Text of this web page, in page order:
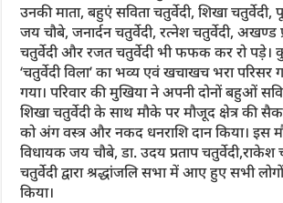
उनकी माता, बहुएं सविता चतुर्वेदी, शिखा चतुर्वेदी,
जय चौबे, जनार्दन चतुर्वेदी, रत्नेश चतुर्वेदी, अखण्ड
चतुर्वेदी और रजत चतुर्वेदी भी फफक कर रो पड़े।
‘चतुर्वेदी विला’ का भव्य एवं खचाखच भरा
गया। परिवार की मुखिया ने अपनी दोनों बहुओं
शिखा चतुर्वेदी के साथ मौके पर मौजूद क्षेत्र की
को अंग वस्त्र और नकद धनराशि दान किया। इस
विधायक जय चौबे, डा. उदय प्रताप चतुर्वेदी,राकेश
चतुर्वेदी द्वारा श्रद्धांजलि सभा में आए हुए सभी
किया।